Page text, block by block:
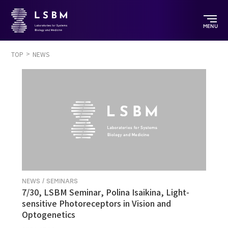
MENU
TOP NEWS
NEWS / SEMINARS
7/30, LSBM Seminar, Polina Isaikina, Light-
sensitive Photoreceptors in Vision and
Optogenetics